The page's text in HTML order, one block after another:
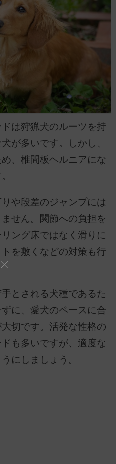
は狩猟犬のルーツを持
が多いです。しかし、
、椎間板ヘルニアにな
や段差のジャンプには
せん。関節への負担を
ング床ではなく滑りに
を敷くなどの対策も行
とされる犬種であるた
に、愛犬のペースに合
切です。活発な性格の
も多いですが、適度な
にしましょう。